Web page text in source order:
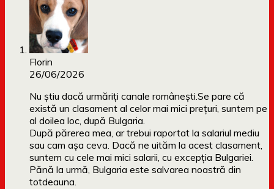
Florin
26/06/2026
Nu știu dacă urmăriți canale românești.Se pare că
există un clasament al celor mai mici prețuri, suntem pe
al doilea loc, după Bulgaria.
După părerea mea, ar trebui raportat la salariul mediu
sau cam așa ceva. Dacă ne uităm la acest clasament,
suntem cu cele mai mici salarii, cu excepția Bulgariei.
Pănă la urmă, Bulgaria este salvarea noastră din
totdeauna.